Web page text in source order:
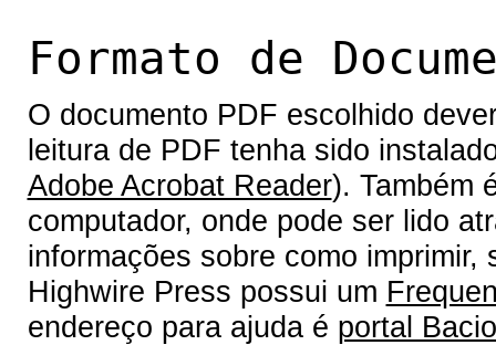
Formato de
O documento PDF escolhido
leitura de PDF tenha sido
Adobe Acrobat Reader). Também
computador, onde pode ser lido
informações sobre como
Highwire Press possui um
endereço para ajuda é portal